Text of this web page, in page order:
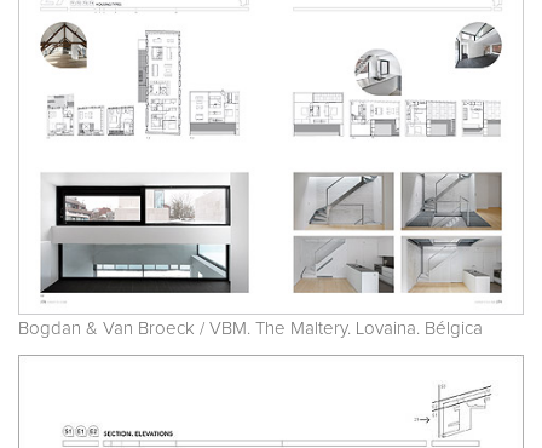
Bogdan & Van Broeck / VBM. The Maltery. Lovaina. Bélgica